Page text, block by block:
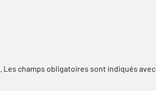
Les champs obligatoires sont indiqués avec